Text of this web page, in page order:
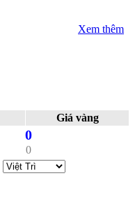
Xem thêm
Giá vàng
0
0